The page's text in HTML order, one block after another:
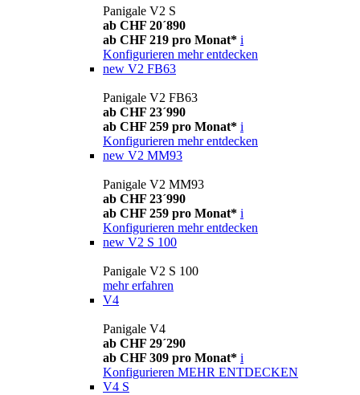
Panigale V2 S
ab CHF 20´890
ab CHF 219 pro Monat* i
Konfigurieren mehr entdecken
new V2 FB63
Panigale V2 FB63
ab CHF 23´990
ab CHF 259 pro Monat* i
Konfigurieren mehr entdecken
new V2 MM93
Panigale V2 MM93
ab CHF 23´990
ab CHF 259 pro Monat* i
Konfigurieren mehr entdecken
new V2 S 100
Panigale V2 S 100
mehr erfahren
V4
Panigale V4
ab CHF 29´290
ab CHF 309 pro Monat* i
Konfigurieren MEHR ENTDECKEN
V4 S